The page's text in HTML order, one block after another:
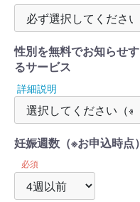
性別を無料でお知らせす
るサービス
詳細説明
妊娠週数（※お申込時点）
必須